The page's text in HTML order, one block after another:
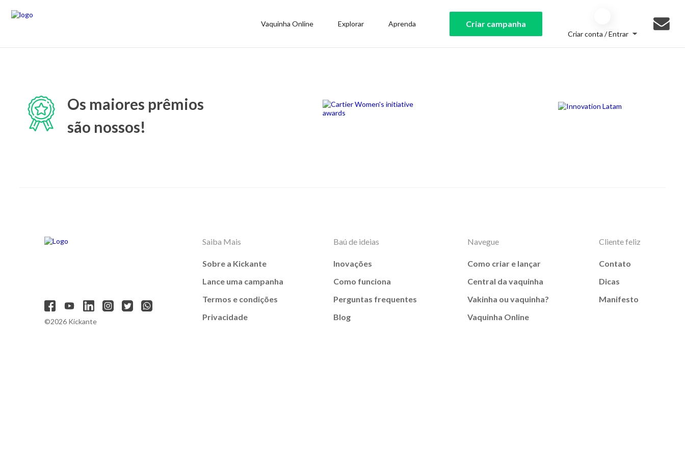
Vaquinha Online Explorar Aprenda Criar campanha
Criar conta / Entrar
Os maiores prêmios
são nossos!
©2026 Kickante
Saiba Mais
Sobre a Kickante
Lance uma campanha
Termos e condições
Privacidade
Baú de ideias
Inovações
Como funciona
Perguntas frequentes
Blog
Navegue
Como criar e lançar
Central da vaquinha
Vakinha ou vaquinha?
Vaquinha Online
Cliente feliz
Contato
Dicas
Manifesto